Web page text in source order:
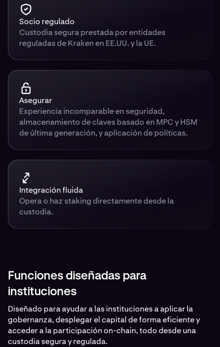
Socio regulado
Custodia segura prestada por entidades
reguladas de Kraken en EE.UU. y la UE.
Asegurar
Experiencia incomparable en seguridad,
almacenamiento de claves basado en MPC y HSM
de última generación, y aplicación de políticas.
Integración fluida
Opera o haz staking directamente desde la
custodia.
Funciones diseñadas para
instituciones
Diseñado para ayudar a las instituciones a aplicar la
gobernanza, desplegar el capital de forma eficiente y
acceder a la participación on-chain, todo desde una
custodia segura y regulada.